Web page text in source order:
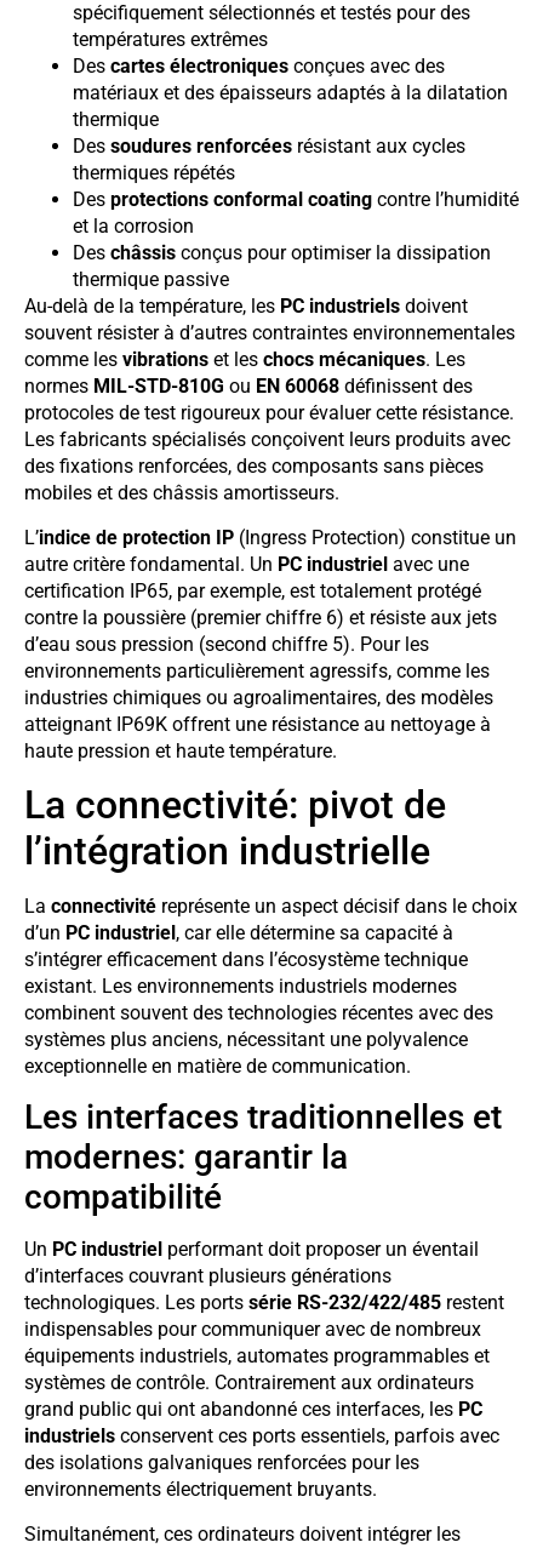
spécifiquement sélectionnés et testés pour des
températures extrêmes
Des cartes électroniques conçues avec des
matériaux et des épaisseurs adaptés à la dilatation
thermique
Des soudures renforcées résistant aux cycles
thermiques répétés
Des protections conformal coating contre l’humidité
et la corrosion
Des châssis conçus pour optimiser la dissipation
thermique passive
Au-delà de la température, les PC industriels doivent
souvent résister à d’autres contraintes environnementales
comme les vibrations et les chocs mécaniques. Les
normes MIL-STD-810G ou EN 60068 définissent des
protocoles de test rigoureux pour évaluer cette résistance.
Les fabricants spécialisés conçoivent leurs produits avec
des fixations renforcées, des composants sans pièces
mobiles et des châssis amortisseurs.
L’indice de protection IP (Ingress Protection) constitue un
autre critère fondamental. Un PC industriel avec une
certification IP65, par exemple, est totalement protégé
contre la poussière (premier chiffre 6) et résiste aux jets
d’eau sous pression (second chiffre 5). Pour les
environnements particulièrement agressifs, comme les
industries chimiques ou agroalimentaires, des modèles
atteignant IP69K offrent une résistance au nettoyage à
haute pression et haute température.
La connectivité: pivot de
l’intégration industrielle
La connectivité représente un aspect décisif dans le choix
d’un PC industriel, car elle détermine sa capacité à
s’intégrer efficacement dans l’écosystème technique
existant. Les environnements industriels modernes
combinent souvent des technologies récentes avec des
systèmes plus anciens, nécessitant une polyvalence
exceptionnelle en matière de communication.
Les interfaces traditionnelles et
modernes: garantir la
compatibilité
Un PC industriel performant doit proposer un éventail
d’interfaces couvrant plusieurs générations
technologiques. Les ports série RS-232/422/485 restent
indispensables pour communiquer avec de nombreux
équipements industriels, automates programmables et
systèmes de contrôle. Contrairement aux ordinateurs
grand public qui ont abandonné ces interfaces, les PC
industriels conservent ces ports essentiels, parfois avec
des isolations galvaniques renforcées pour les
environnements électriquement bruyants.
Simultanément, ces ordinateurs doivent intégrer les